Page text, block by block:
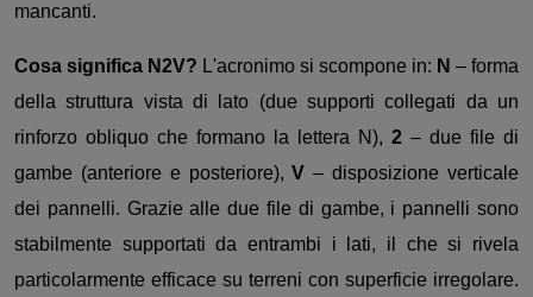
mancanti.
Cosa significa N2V? L'acronimo si scompone in: N – forma
della struttura vista di lato (due supporti collegati da un
rinforzo obliquo che formano la lettera N), 2 – due file di
gambe (anteriore e posteriore),V – disposizione verticale
dei pannelli. Grazie alle due file di gambe, i pannelli sono
stabilmente supportati da entrambi i lati, il che si rivela
particolarmente efficace su terreni con superficie irregolare.